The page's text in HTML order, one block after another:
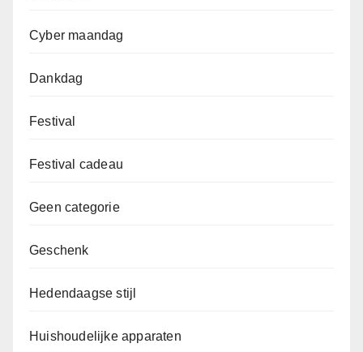
Cyber maandag
Dankdag
Festival
Festival cadeau
Geen categorie
Geschenk
Hedendaagse stijl
Huishoudelijke apparaten